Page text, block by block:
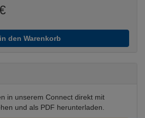
in den Warenkorb
in unserem Connect direkt mit
und als PDF herunterladen.